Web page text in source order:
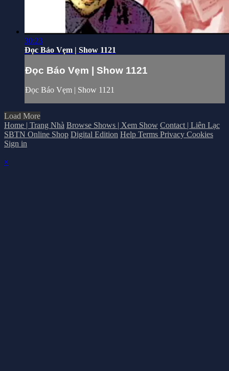
30:23
Đọc Báo Vẹm | Show 1121
Đọc Báo Vẹm | Show 1121
Đọc Báo Vẹm | Show 1121
Load More
Home | Trang Nhà Browse Shows | Xem Show Contact | Liên Lạc
SBTN Online Shop Digital Edition Help Terms Privacy Cookies
Sign in
×